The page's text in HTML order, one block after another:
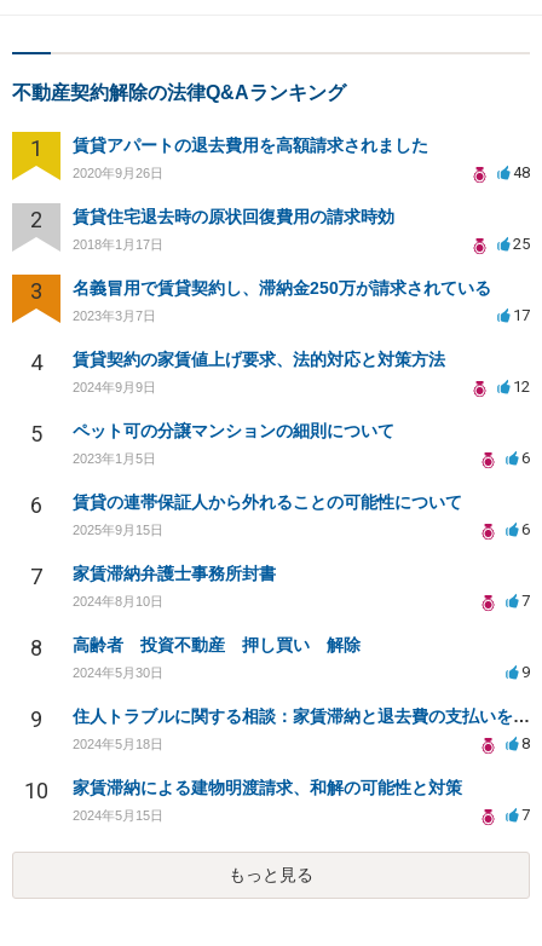
不動産契約解除の法律Q&Aランキング
1 賃貸アパートの退去費用を高額請求されました
2020年9月26日 48
2 賃貸住宅退去時の原状回復費用の請求時効
2018年1月17日 25
3 名義冒用で賃貸契約し、滞納金250万が請求されている
2023年3月7日 17
4 賃貸契約の家賃値上げ要求、法的対応と対策方法
2024年9月9日 12
5 ペット可の分譲マンションの細則について
2023年1月5日 6
6 賃貸の連帯保証人から外れることの可能性について
2025年9月15日 6
7 家賃滞納弁護士事務所封書
2024年8月10日 7
8 高齢者 投資不動産 押し買い 解除
2024年5月30日 9
9 住人トラブルに関する相談：家賃滞納と退去費の支払いを拒否され、管理鍵の横領も発生
2024年5月18日 8
10 家賃滞納による建物明渡請求、和解の可能性と対策
2024年5月15日 7
もっと見る